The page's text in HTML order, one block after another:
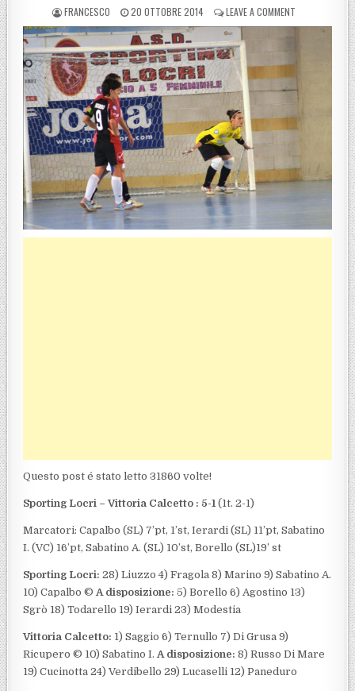
POSTED BY
FRANCESCO POSTED ON
20 OTTOBRE 2014 LEAVE A COMMENTON CALCIO 5
Questo post é stato letto 31860 volte!
Sporting Locri – Vittoria Calcetto : 5-1(1t. 2-1)
Marcatori: Capalbo (SL) 7’pt, 1’st, Ierardi (SL) 11’pt, Sabatino
I. (VC) 16’pt, Sabatino A. (SL) 10’st, Borello (SL)19’ st
Sporting Locri: 28) Liuzzo 4) Fragola 8) Marino 9) Sabatino A.
10) Capalbo © A disposizione: 5) Borello 6) Agostino 13)
Sgrò 18) Todarello 19) Ierardi 23) Modestia
Vittoria Calcetto: 1) Saggio 6) Ternullo 7) Di Grusa 9)
Ricupero © 10) Sabatino I. A disposizione: 8) Russo Di Mare
19) Cucinotta 24) Verdibello 29) Lucaselli 12) Paneduro